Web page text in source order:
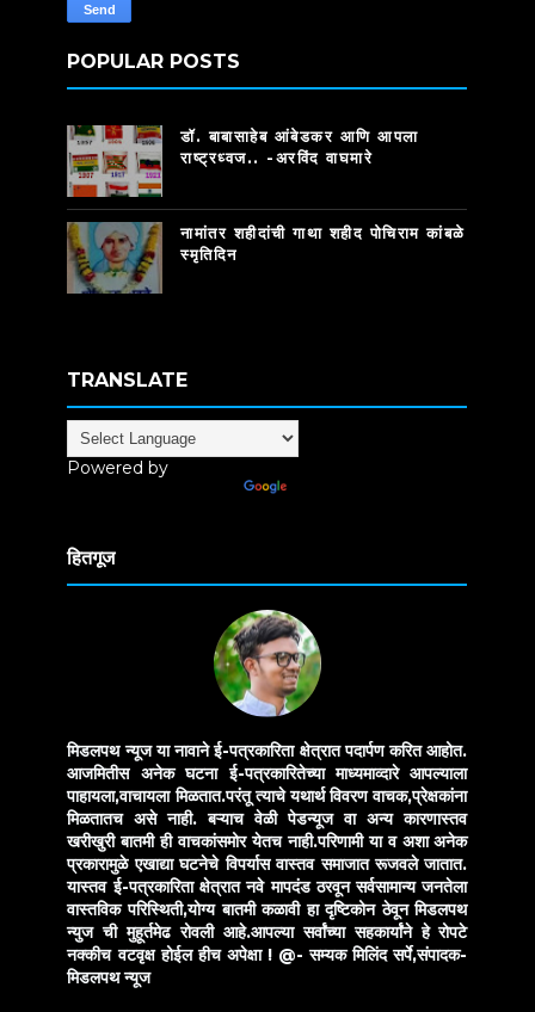
POPULAR POSTS
डॉ. बाबासाहेब आंबेडकर आणि आपला
राष्ट्रध्वज.. -अरविंद वाघमारे
नामांतर शहीदांची गाथा शहीद पोचिराम कांबळे
स्मृतिदिन
TRANSLATE
Powered by
हितगूज
मिडलपथ न्यूज या नावाने ई-पत्रकारिता क्षेत्रात पदार्पण करित आहोत.
आजमितीस अनेक घटना ई-पत्रकारितेच्या माध्यमाव्दारे आपल्याला
पाहायला,वाचायला मिळतात.परंतू त्याचे यथार्थ विवरण वाचक,प्रेक्षकांना
मिळतातच असे नाही. बऱ्याच वेळी पेडन्यूज वा अन्य कारणास्तव
खरीखुरी बातमी ही वाचकांसमोर येतच नाही.परिणामी या व अशा अनेक
प्रकारामुळे एखाद्या घटनेचे विपर्यास वास्तव समाजात रूजवले जातात.
यास्तव ई-पत्रकारिता क्षेत्रात नवे मापदंड ठरवून सर्वसामान्य जनतेला
वास्तविक परिस्थिती,योग्य बातमी कळावी हा दृष्टिकोन ठेवून मिडलपथ
न्युज ची मुहूर्तमेढ रोवली आहे.आपल्या सर्वांच्या सहकार्यांने हे रोपटे
नक्कीच वटवृक्ष होईल हीच अपेक्षा ! @- सम्यक मिलिंद सर्पे,संपादक-
मिडलपथ न्यूज